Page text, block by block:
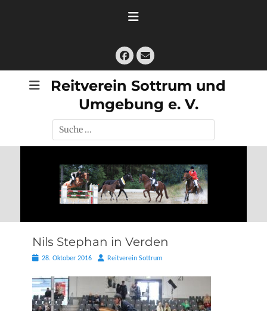
Facebook
E-
Mail
Reitverein Sottrum und
Umgebung e. V.
Suche
nach:
Nils Stephan in Verden
Posted28. Oktober 2016 AutorReitverein Sottrum